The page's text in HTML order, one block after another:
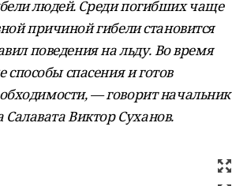
людей. Среди погибших чаще
причиной гибели становится
поведения на льду. Во время
спасения и готов
— говорит начальник
Виктор Суханов.